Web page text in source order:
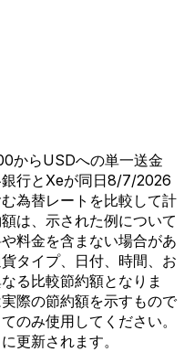
からUSDへの単一送金
行とXeが同日8/7/2026
為替レートを比較して計
は、示された例について
料金を含まない場合があ
タイプ、日付、時間、お
る比較節約額となりま
際の節約額を示すもので
のみ使用してください。
更新されます。